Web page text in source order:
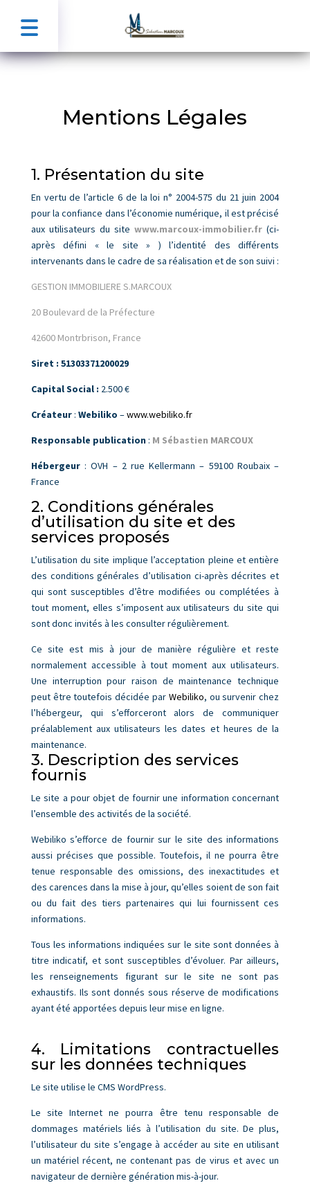
Mentions Légales
1. Présentation du site
En vertu de l’article 6 de la loi n° 2004-575 du 21 juin 2004
pour la confiance dans l’économie numérique, il est précisé
aux utilisateurs du sitewww.marcoux-immobilier.fr (ci-
après défini « le site » ) l’identité des différents
intervenants dans le cadre de sa réalisation et de son suivi :
GESTION IMMOBILIERE S.MARCOUX
20 Boulevard de la Préfecture
42600 Montrbrison, France
Siret : 51303371200029
Capital Social : 2.500 €
Créateur: Webiliko –www.webiliko.fr
Responsable publication: M Sébastien MARCOUX
Hébergeur: OVH – 2 rue Kellermann – 59100 Roubaix –
France
2. Conditions générales
d’utilisation du site et des
services proposés
L’utilisation du site implique l’acceptation pleine et entière
des conditions générales d’utilisation ci-après décrites et
qui sont susceptibles d’être modifiées ou complétées à
tout moment, elles s’imposent aux utilisateurs du site qui
sont donc invités à les consulter régulièrement.
Ce site est mis à jour de manière régulière et reste
normalement accessible à tout moment aux utilisateurs.
Une interruption pour raison de maintenance technique
peut être toutefois décidée par Webiliko, ou survenir chez
l’hébergeur, qui s’efforceront alors de communiquer
préalablement aux utilisateurs les dates et heures de la
maintenance.
3. Description des services
fournis
Le site a pour objet de fournir une information concernant
l’ensemble des activités de la société.
Webiliko s’efforce de fournir sur le site des informations
aussi précises que possible. Toutefois, il ne pourra être
tenue responsable des omissions, des inexactitudes et
des carences dans la mise à jour, qu’elles soient de son fait
ou du fait des tiers partenaires qui lui fournissent ces
informations.
Tous les informations indiquées sur le site sont données à
titre indicatif, et sont susceptibles d’évoluer. Par ailleurs,
les renseignements figurant sur le site ne sont pas
exhaustifs. Ils sont donnés sous réserve de modifications
ayant été apportées depuis leur mise en ligne.
4. Limitations contractuelles
sur les données techniques
Le site utilise le CMS WordPress.
Le site Internet ne pourra être tenu responsable de
dommages matériels liés à l’utilisation du site. De plus,
l’utilisateur du site s’engage à accéder au site en utilisant
un matériel récent, ne contenant pas de virus et avec un
navigateur de dernière génération mis-à-jour.